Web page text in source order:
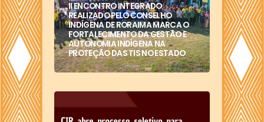
II ENCONTRO INTEGRADO
REALIZADO PELO CONSELHO
INDÍGENA DE RORAIMA MARCA O
FORTALECIMENTO DA GESTÃO E
AUTONOMIA INDÍGENA NA
PROTEÇÃO DAS TIS NO ESTADO